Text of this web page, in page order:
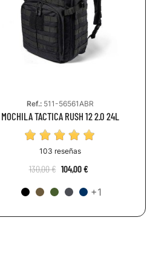
Ref.:511-56561ABR
MOCHILA TACTICA RUSH 12 2.0 24L
103 reseñas
130,00 € 104,00 €
+1